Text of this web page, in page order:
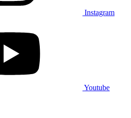
Instagram
Youtube